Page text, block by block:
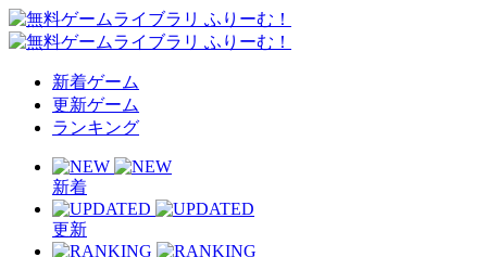
新着ゲーム
更新ゲーム
ランキング
新着
更新